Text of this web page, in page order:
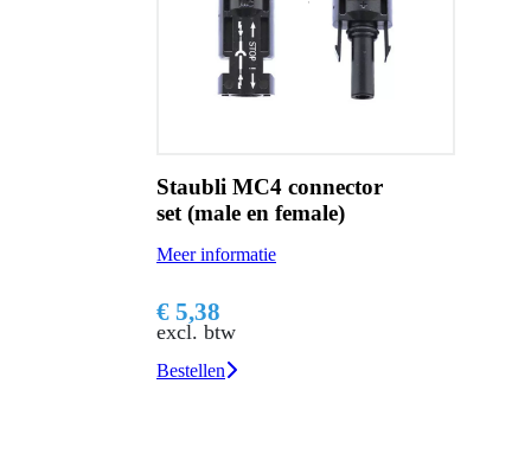
Staubli MC4 connector
set (male en female)
Meer informatie
€ 5,38
excl. btw
Bestellen